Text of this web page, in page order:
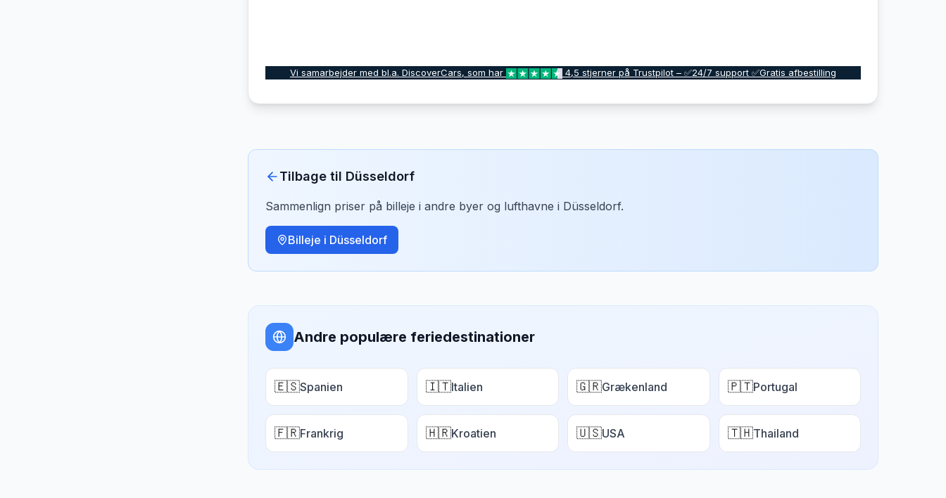
Vi samarbejder med bl.a. DiscoverCars, som har 4,5 stjerner på Trustpilot – ✅24/7 support ✅Gratis afbestilling
Tilbage til Düsseldorf
Sammenlign priser på billeje i andre byer og lufthavne i Düsseldorf.
Billeje i Düsseldorf
Andre populære feriedestinationer
🇪🇸Spanien 🇮🇹Italien 🇬🇷Grækenland 🇵🇹Portugal
🇫🇷Frankrig 🇭🇷Kroatien 🇺🇸USA 🇹🇭Thailand